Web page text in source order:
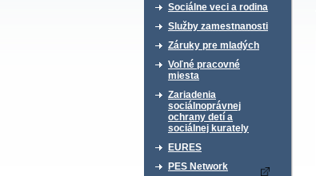
Sociálne veci a rodina
Služby zamestnanosti
Záruky pre mladých
Voľné pracovné
miesta
Zariadenia
sociálnoprávnej
ochrany detí a
sociálnej kurately
EURES
PES Network